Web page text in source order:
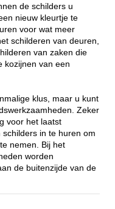
de schilders u
nieuw kleurtje te
voor wat meer
schilderen van deuren,
van zaken die
kozijnen van een
klus, maar u kunt
Zeker
voor het laatst
in te huren om
nemen. Bij het
worden
de buitenzijde van de